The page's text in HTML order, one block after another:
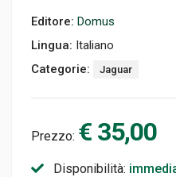
Editore: Domus
Lingua: Italiano
Categorie:
Jaguar
Prezzo: € 35,00
Disponibilità: